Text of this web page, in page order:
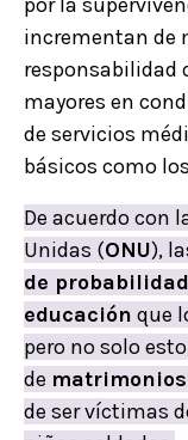
incrementan de
responsabilidad
mayores en
de servicios
básicos como
De acuerdo con
Unidas (ONU),
de
educación que
pero no solo
de
de ser víctimas